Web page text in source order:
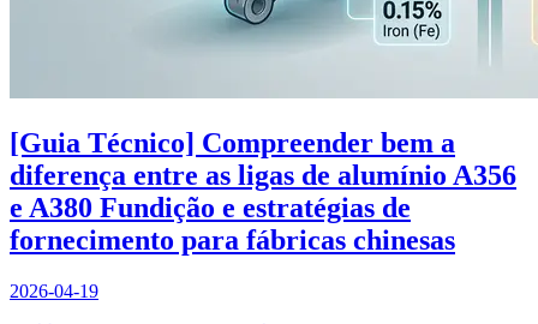
[Guia Técnico] Compreender bem a
diferença entre as ligas de alumínio A356
e A380 Fundição e estratégias de
fornecimento para fábricas chinesas
2026-04-19